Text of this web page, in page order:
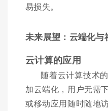
易损失。
未来展望：云端化与
云计算的应用
随着云计算技术
加云端化，用户无需
或移动应用随时随地